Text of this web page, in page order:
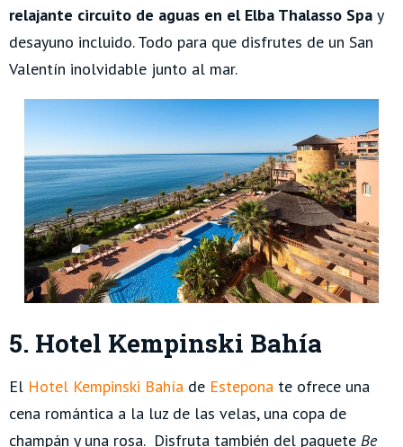
relajante circuito de aguas en el Elba Thalasso Spa y
desayuno incluido. Todo para que disfrutes de un San
Valentín inolvidable junto al mar.
5. Hotel Kempinski Bahía
El Hotel Kempinski Bahía de Estepona te ofrece una
cena romántica a la luz de las velas, una copa de
champán y una rosa. Disfruta también del paquete Be